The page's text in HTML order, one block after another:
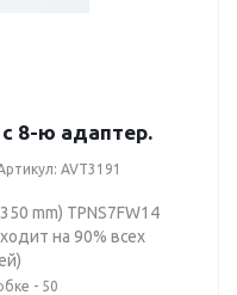
с 8-ю адаптер.
AVT3191
mm) TPNS7FW14
на 90% всех
- 50